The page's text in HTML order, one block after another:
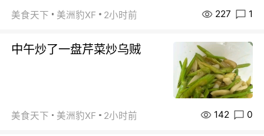
美食天下 美洲豹XF 2小时前 227 1
中午炒了一盘芹菜炒乌贼
美食天下 美洲豹XF 2小时前 142 0